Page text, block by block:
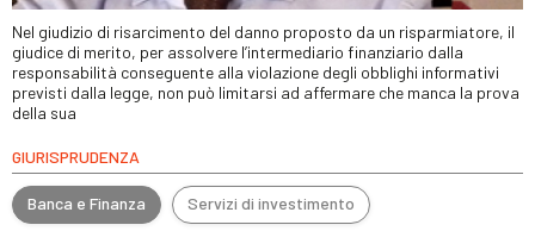
Nel giudizio di risarcimento del danno proposto da un risparmiatore, il
giudice di merito, per assolvere l’intermediario finanziario dalla
responsabilità conseguente alla violazione degli obblighi informativi
previsti dalla legge, non può limitarsi ad affermare che manca la prova
della sua
GIURISPRUDENZA
Banca e Finanza Servizi di investimento